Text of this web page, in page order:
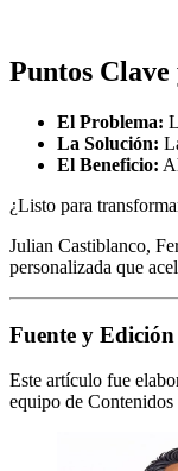
Puntos Clave
El Problema:
La Solución:
El Beneficio:
¿Listo para
Julian Castiblanco,
personalizada que
Fuente y Edición
Este artículo fue
equipo de